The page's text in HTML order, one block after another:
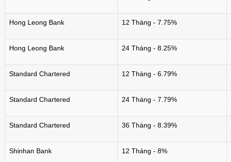
Hong Leong Bank 12 Tháng - 7.75%
Hong Leong Bank 24 Tháng - 8.25%
Standard Chartered 12 Tháng - 6.79%
Standard Chartered 24 Tháng - 7.79%
Standard Chartered 36 Tháng - 8.39%
Shinhan Bank 12 Tháng - 8%